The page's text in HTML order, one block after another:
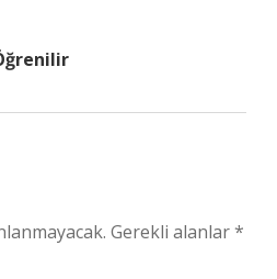
Gerekli alanlar*